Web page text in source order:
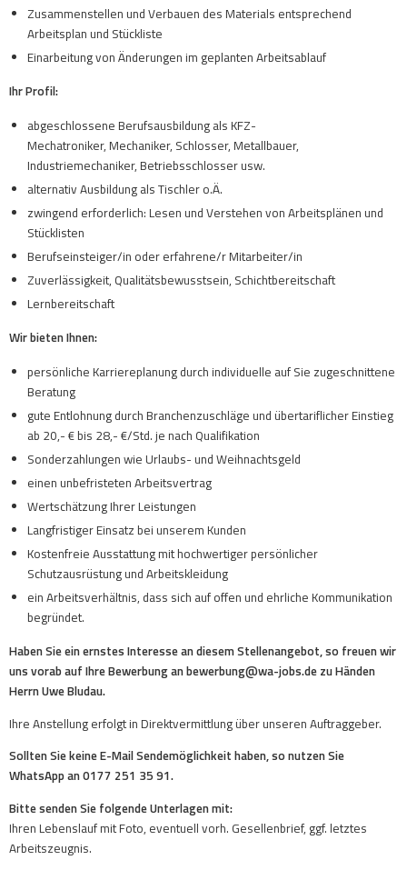
Zusammenstellen und Verbauen des Materials entsprechend
Arbeitsplan und Stückliste
Einarbeitung von Änderungen im geplanten Arbeitsablauf
Ihr Profil:
abgeschlossene Berufsausbildung als KFZ-
Mechatroniker, Mechaniker, Schlosser, Metallbauer,
Industriemechaniker, Betriebsschlosser usw.
alternativ Ausbildung als Tischler o.Ä.
zwingend erforderlich: Lesen und Verstehen von Arbeitsplänen und
Stücklisten
Berufseinsteiger/in oder erfahrene/r Mitarbeiter/in
Zuverlässigkeit, Qualitätsbewusstsein, Schichtbereitschaft
Lernbereitschaft
Wir bieten Ihnen:
persönliche Karriereplanung durch individuelle auf Sie zugeschnittene
Beratung
gute Entlohnung durch Branchenzuschläge und übertariflicher Einstieg
ab 20,- € bis 28,- €/Std. je nach Qualifikation
Sonderzahlungen wie Urlaubs- und Weihnachtsgeld
einen unbefristeten Arbeitsvertrag
Wertschätzung Ihrer Leistungen
Langfristiger Einsatz bei unserem Kunden
Kostenfreie Ausstattung mit hochwertiger persönlicher
Schutzausrüstung und Arbeitskleidung
ein Arbeitsverhältnis, dass sich auf offen und ehrliche Kommunikation
begründet.
Haben Sie ein ernstes Interesse an diesem Stellenangebot, so freuen wir
uns vorab auf Ihre Bewerbung an bewerbung@wa-jobs.de zu Händen
Herrn Uwe Bludau.
Ihre Anstellung erfolgt in Direktvermittlung über unseren Auftraggeber.
Sollten Sie keine E-Mail Sendemöglichkeit haben, so nutzen Sie
WhatsApp an 0177 251 35 91.
Bitte senden Sie folgende Unterlagen mit:
Ihren Lebenslauf mit Foto, eventuell vorh. Gesellenbrief, ggf. letztes
Arbeitszeugnis.